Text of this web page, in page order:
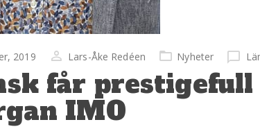
2019 Lars-Åke Redéen Nyheter
får
IMO